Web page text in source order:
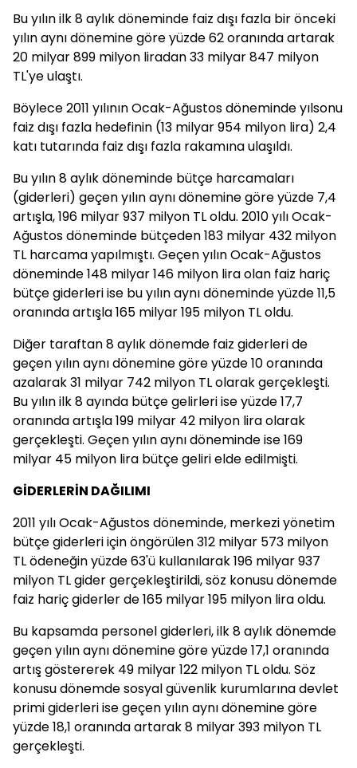
Bu yılın ilk 8 aylık döneminde faiz dışı fazla bir önceki
yılın aynı dönemine göre yüzde 62 oranında artarak
20 milyar 899 milyon liradan 33 milyar 847 milyon
TL'ye ulaştı.
Böylece 2011 yılının Ocak-Ağustos döneminde yılsonu
faiz dışı fazla hedefinin (13 milyar 954 milyon lira) 2,4
katı tutarında faiz dışı fazla rakamına ulaşıldı.
Bu yılın 8 aylık döneminde bütçe harcamaları
(giderleri) geçen yılın aynı dönemine göre yüzde 7,4
artışla, 196 milyar 937 milyon TL oldu. 2010 yılı Ocak-
Ağustos döneminde bütçeden 183 milyar 432 milyon
TL harcama yapılmıştı. Geçen yılın Ocak-Ağustos
döneminde 148 milyar 146 milyon lira olan faiz hariç
bütçe giderleri ise bu yılın aynı döneminde yüzde 11,5
oranında artışla 165 milyar 195 milyon TL oldu.
Diğer taraftan 8 aylık dönemde faiz giderleri de
geçen yılın aynı dönemine göre yüzde 10 oranında
azalarak 31 milyar 742 milyon TL olarak gerçekleşti.
Bu yılın ilk 8 ayında bütçe gelirleri ise yüzde 17,7
oranında artışla 199 milyar 42 milyon lira olarak
gerçekleşti. Geçen yılın aynı döneminde ise 169
milyar 45 milyon lira bütçe geliri elde edilmişti.
GİDERLERİN DAĞILIMI
2011 yılı Ocak-Ağustos döneminde, merkezi yönetim
bütçe giderleri için öngörülen 312 milyar 573 milyon
TL ödeneğin yüzde 63'ü kullanılarak 196 milyar 937
milyon TL gider gerçekleştirildi, söz konusu dönemde
faiz hariç giderler de 165 milyar 195 milyon lira oldu.
Bu kapsamda personel giderleri, ilk 8 aylık dönemde
geçen yılın aynı dönemine göre yüzde 17,1 oranında
artış göstererek 49 milyar 122 milyon TL oldu. Söz
konusu dönemde sosyal güvenlik kurumlarına devlet
primi giderleri ise geçen yılın aynı dönemine göre
yüzde 18,1 oranında artarak 8 milyar 393 milyon TL
gerçekleşti.